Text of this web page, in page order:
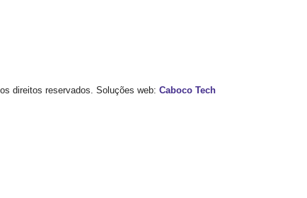
direitos reservados. Soluções web: Caboco Tech